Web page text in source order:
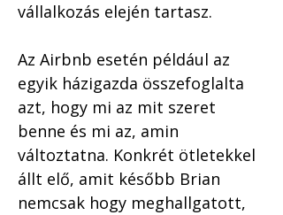
vállalkozás elején tartasz.
Az Airbnb esetén például az
egyik házigazda összefoglalta
azt, hogy mi az mit szeret
benne és mi az, amin
változtatna. Konkrét ötletekkel
állt elő, amit később Brian
nemcsak hogy meghallgatott,